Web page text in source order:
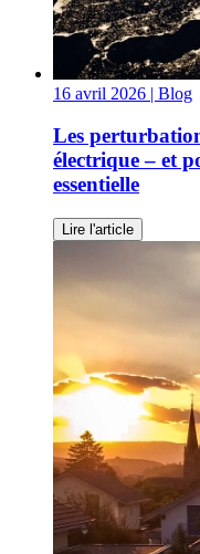
16 avril 2026 | Blog
Les
électrique – et
essentielle
Lire l'article